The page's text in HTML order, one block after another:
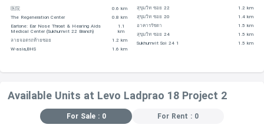
医院
0.6 km
The Regeneration Center
0.8 km
Eartone: Ear Nose Throat & Hearing Aids
Medical Center (Sukhumvit 22 Branch)
1.1
km
ลายจอดรถท้ายซอย
1.2 km
W-asia,BHS
1.6 km
สุขุมวิท ซอย 22
1.2 km
สุขุมวิท ซอย 20
1.4 km
อาคารรัชดา
1.5 km
สุขุมวิท ซอย 24
1.5 km
Sukhumvit Soi 24 1
1.5 km
Available Units at Levo Ladprao 18 Project 2
For Sale : 0 For Rent : 0